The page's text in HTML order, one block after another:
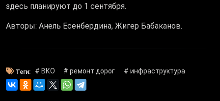
здесь планируют до 1 сентября.
Авторы: Анель Есенбердина, Жигер Бабаканов.
Теги: # ВКО # ремонт дорог # инфраструктура